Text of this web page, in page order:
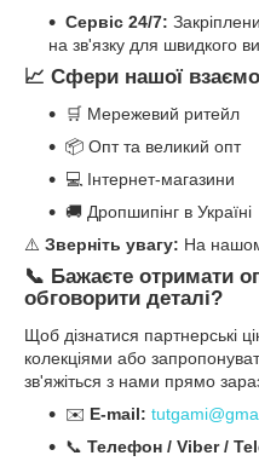
Сервіс 24/7:
на зв'язку для швидкого
📈 Сфери нашої
🛒 Мережевий ритейл
📦 Опт та великий опт
💻 Інтернет-магазини
🚚 Дропшипінг в Україні
⚠️ Зверніть увагу: На
📞 Бажаєте отримати
обговорити деталі?
Щоб дізнатися партнерські
колекціями або
зв'яжіться з нами прямо
✉️ E-mail:
📞 Телефон / Viber /